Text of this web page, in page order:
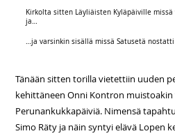
Kirkolta sitten Läyliäisten Kyläpäiville
ja…
…ja varsinkin sisällä missä Satusetä
Tänään sitten torilla vietettiin uuden
kehittäneen Onni Kontron muistoakin
Perunankukkapäiviä. Nimensä
Simo Räty ja näin syntyi elävä Lopen